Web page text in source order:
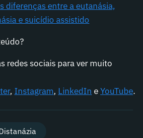
diferenças entre a eutanásia,
e suicídio assistido
redes sociais para ver muito
, Instagram, LinkedIn eYouTube.